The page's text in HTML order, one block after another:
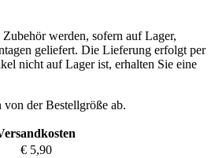
werden, sofern auf Lager,
geliefert. Die Lieferung erfolgt per
nicht auf Lager ist, erhalten Sie eine
von der Bestellgröße ab.
€ 5,90